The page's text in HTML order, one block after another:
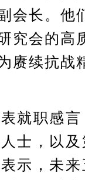
会长。他
究会的高
赓续抗战
职感言
士，以
示，未